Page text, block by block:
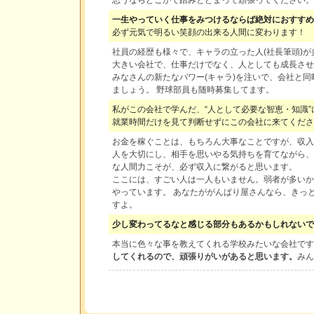
一生やっていく仕事をみつけるならば絶対におすす
必ず元気で明るい笑顔の出来る人間に変わります！
社員の経歴も様々で、キャラの立った人(社長筆頭)
大きい会社で、仕事だけでなく、人としても成長さ
みなさんの新たなパワー(キャラ)を注いで、会社と
ましょう。 野球部員も随時募集してます。
私がこの会社で学んだ、“人として必要な智恵・知識
就業時間だけを見て判断せずにこの会社に来てくだ
お金を稼ぐことは、もちろん大事なことですが、収
人を大切にし、相手を思いやる気持ちを育てながら
な人間力こそが、必ず収入に繋がると思います。
ここには、すごい人は一人もいません。弱者が多い
やっています。 あなたががんぱり屋さんなら、きっ
すよ。
少し変わってるなと感じる部分もあるかもしれない
本当に色々な事を教えてくれる学校みたいな会社で
してくれるので、頑張りがいがあると思います。 み